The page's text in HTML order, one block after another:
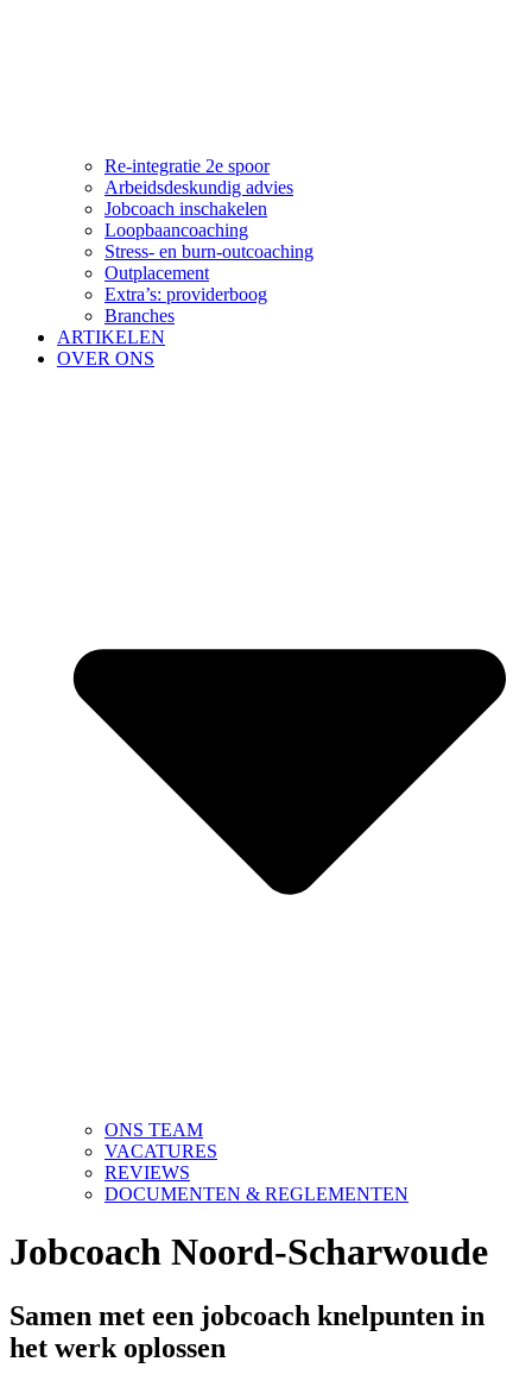
Re-integratie 2e spoor
Arbeidsdeskundig advies
Jobcoach inschakelen
Loopbaancoaching
Stress- en burn-outcoaching
Outplacement
Extra’s: providerboog
Branches
ARTIKELEN
OVER ONS
ONS TEAM
VACATURES
REVIEWS
DOCUMENTEN & REGLEMENTEN
Jobcoach Noord-Scharwoude
Samen met een jobcoach knelpunten in
het werk oplossen